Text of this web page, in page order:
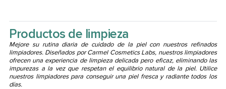
Productos de limpieza
Mejore su rutina diaria de cuidado de la piel con nuestros refinados
limpiadores. Diseñados por Carmel Cosmetics Labs, nuestros limpiadores
ofrecen una experiencia de limpieza delicada pero eficaz, eliminando las
impurezas a la vez que respetan el equilibrio natural de la piel. Utilice
nuestros limpiadores para conseguir una piel fresca y radiante todos los
días.